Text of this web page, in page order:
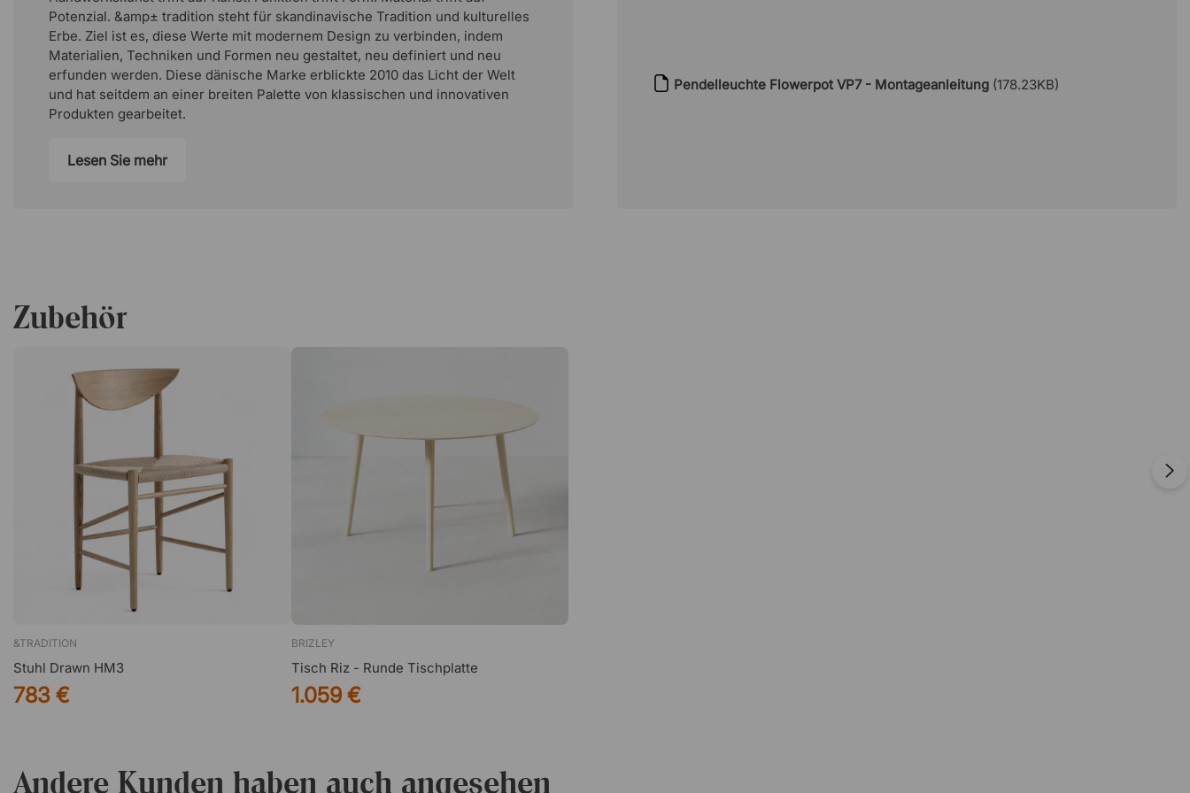
Potenzial. &amp± tradition steht für skandinavische Tradition und kulturelles
Erbe. Ziel ist es, diese Werte mit modernem Design zu verbinden, indem
Materialien, Techniken und Formen neu gestaltet, neu definiert und neu
erfunden werden. Diese dänische Marke erblickte 2010 das Licht der Welt
und hat seitdem an einer breiten Palette von klassischen und innovativen
Produkten gearbeitet.
Lesen Sie mehr
Pendelleuchte Flowerpot VP7 - Montageanleitung (178.23KB)
Zubehör
&TRADITION
Stuhl Drawn HM3
783 €
BRIZLEY
Tisch Riz - Runde Tischplatte
1.059 €
Andere Kunden haben auch angesehen